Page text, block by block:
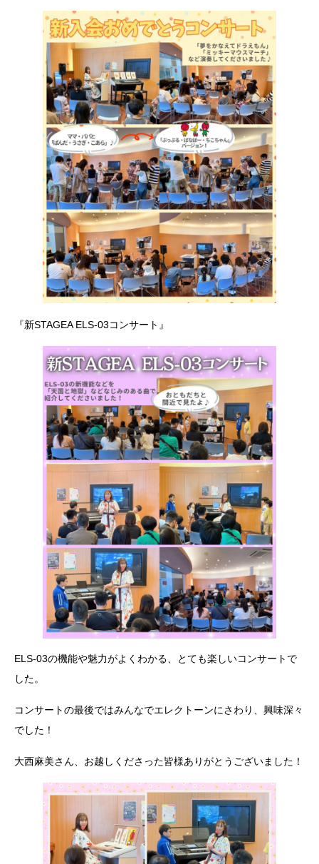
『新STAGEA ELS-03コンサート』
ELS-03の機能や魅力がよくわかる、とても楽しいコンサートで
した。
コンサートの最後ではみんなでエレクトーンにさわり、興味深々
でした！
大西麻美さん、お越しくださった皆様ありがとうございました！